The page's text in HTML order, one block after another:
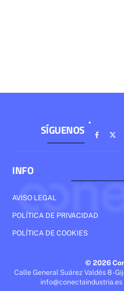
SÍGUENOS
INFO
AVISO LEGAL
POLÍTICA DE PRIVACIDAD
POLÍTICA DE COOKIES
© 2026
Calle General Suárez Valdés 8 -